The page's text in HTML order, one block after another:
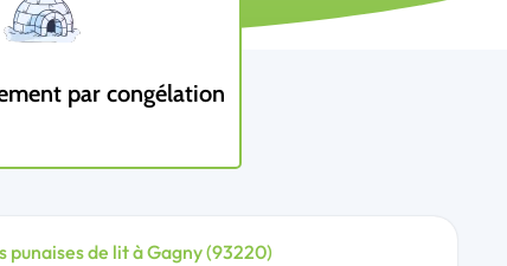
par congélation
de lit à Gagny (93220)